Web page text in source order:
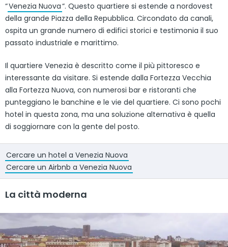
“Venezia Nuova“. Questo quartiere si estende a nordovest
della grande Piazza della Repubblica. Circondato da canali,
ospita un grande numero di edifici storici e testimonia il suo
passato industriale e marittimo.
Il quartiere Venezia è descritto come il più pittoresco e
interessante da visitare. Si estende dalla Fortezza Vecchia
alla Fortezza Nuova, con numerosi bar e ristoranti che
punteggiano le banchine e le vie del quartiere. Ci sono pochi
hotel in questa zona, ma una soluzione alternativa è quella
di soggiornare con la gente del posto.
Cercare un hotel a Venezia Nuova
Cercare un Airbnb a Venezia Nuova
La città moderna